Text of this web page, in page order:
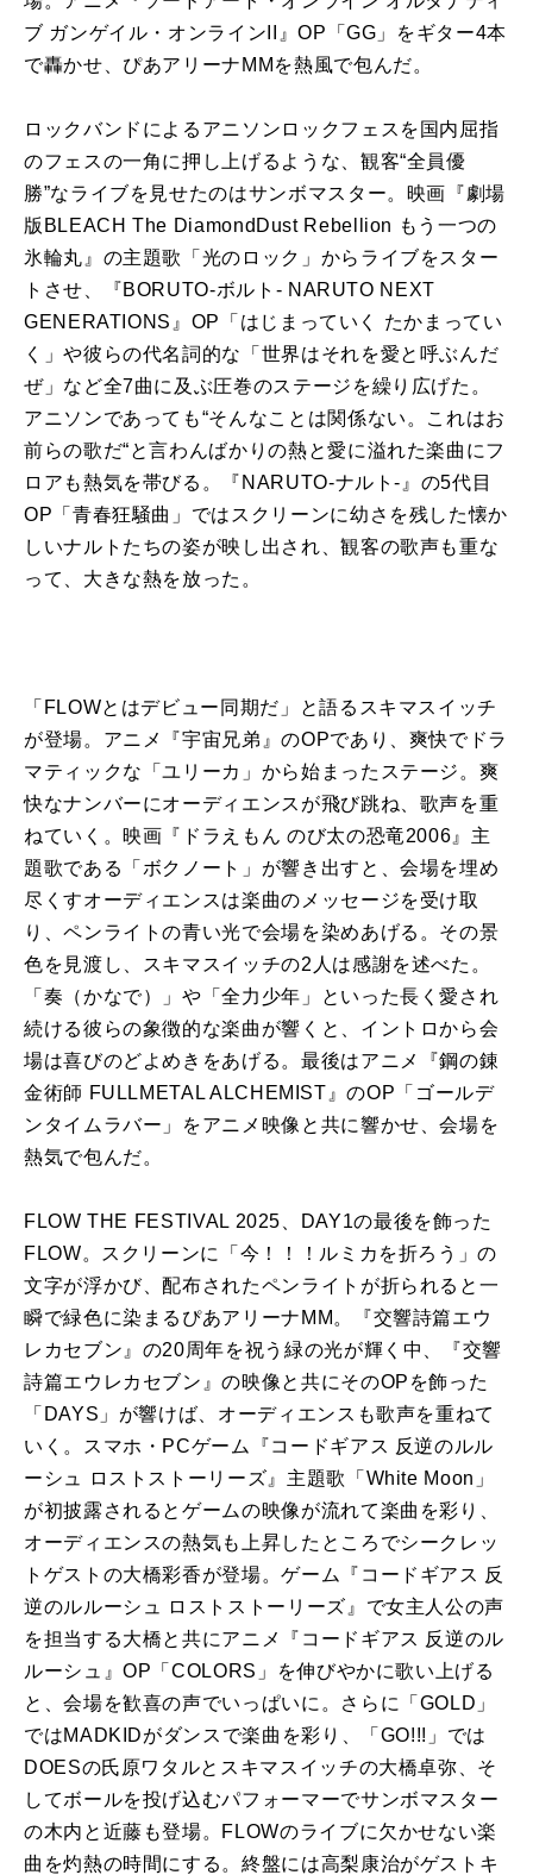
ブ ガンゲイル・オンラインII』OP「GG」をギター4本
で轟かせ、ぴあアリーナMMを熱風で包んだ。
ロックバンドによるアニソンロックフェスを国内屈指
のフェスの一角に押し上げるような、観客“全員優
勝”なライブを見せたのはサンボマスター。映画『劇場
版BLEACH The DiamondDust Rebellion もう一つの
氷輪丸』の主題歌「光のロック」からライブをスター
トさせ、『BORUTO-ボルト- NARUTO NEXT
GENERATIONS』OP「はじまっていく たかまってい
く」や彼らの代名詞的な「世界はそれを愛と呼ぶんだ
ぜ」など全7曲に及ぶ圧巻のステージを繰り広げた。
アニソンであっても“そんなことは関係ない。これはお
前らの歌だ“と言わんばかりの熱と愛に溢れた楽曲にフ
ロアも熱気を帯びる。『NARUTO-ナルト-』の5代目
OP「青春狂騒曲」ではスクリーンに幼さを残した懐か
しいナルトたちの姿が映し出され、観客の歌声も重な
って、大きな熱を放った。
「FLOWとはデビュー同期だ」と語るスキマスイッチ
が登場。アニメ『宇宙兄弟』のOPであり、爽快でドラ
マティックな「ユリーカ」から始まったステージ。爽
快なナンバーにオーディエンスが飛び跳ね、歌声を重
ねていく。映画『ドラえもん のび太の恐竜2006』主
題歌である「ボクノート」が響き出すと、会場を埋め
尽くすオーディエンスは楽曲のメッセージを受け取
り、ペンライトの青い光で会場を染めあげる。その景
色を見渡し、スキマスイッチの2人は感謝を述べた。
「奏（かなで）」や「全力少年」といった長く愛され
続ける彼らの象徴的な楽曲が響くと、イントロから会
場は喜びのどよめきをあげる。最後はアニメ『鋼の錬
金術師 FULLMETAL ALCHEMIST』のOP「ゴールデ
ンタイムラバー」をアニメ映像と共に響かせ、会場を
熱気で包んだ。
FLOW THE FESTIVAL 2025、DAY1の最後を飾った
FLOW。スクリーンに「今！！！ルミカを折ろう」の
文字が浮かび、配布されたペンライトが折られると一
瞬で緑色に染まるぴあアリーナMM。『交響詩篇エウ
レカセブン』の20周年を祝う緑の光が輝く中、『交響
詩篇エウレカセブン』の映像と共にそのOPを飾った
「DAYS」が響けば、オーディエンスも歌声を重ねて
いく。スマホ・PCゲーム『コードギアス 反逆のルル
ーシュ ロストストーリーズ』主題歌「White Moon」
が初披露されるとゲームの映像が流れて楽曲を彩り、
オーディエンスの熱気も上昇したところでシークレッ
トゲストの大橋彩香が登場。ゲーム『コードギアス 反
逆のルルーシュ ロストストーリーズ』で女主人公の声
を担当する大橋と共にアニメ『コードギアス 反逆のル
ルーシュ』OP「COLORS」を伸びやかに歌い上げる
と、会場を歓喜の声でいっぱいに。さらに「GOLD」
ではMADKIDがダンスで楽曲を彩り、「GO!!!」では
DOESの氏原ワタルとスキマスイッチの大橋卓弥、そ
してボールを投げ込むパフォーマーでサンボマスター
の木内と近藤も登場。FLOWのライブに欠かせない楽
曲を灼熱の時間にする。終盤には高梨康治がゲストキ